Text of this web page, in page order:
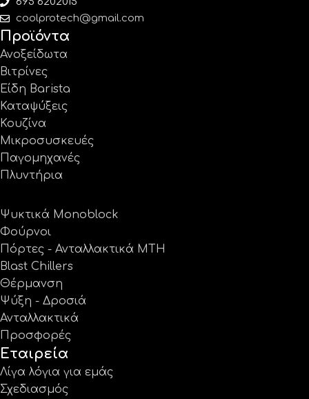
coolprotech@gmail.com
Προϊόντα
Ανοξείδωτα
Βιτρίνες
Είδη Barista
Καταψύξεις
Κουζίνα
Μικροσυσκευές
Παγομηχανές
Πλυντήρια
Ψυκτικά Monoblock
Φούρνοι
Πόρτες - Ανταλλακτικά MTH
Blast Chillers
Θέρμανση
Ψύξη - Δροσιά
Ανταλλακτικά
Προσφορές
Εταιρεία
Λίγα λόγια για εμάς
Σχεδιασμός